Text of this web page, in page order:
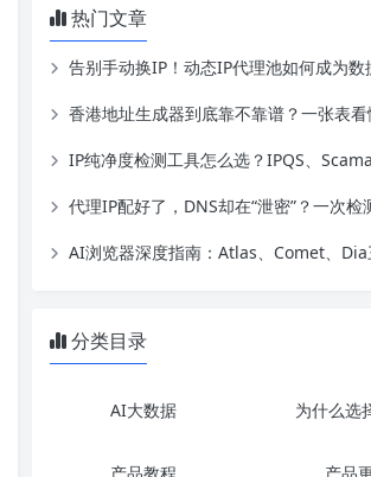
热门文章
告别手动换IP！动态IP代理池如何成为数据采集与账号运营
香港地址生成器到底靠不靠谱？一张表看懂“虚拟地址”的合
IP纯净度检测工具怎么选？IPQS、Scamalytics、
代理IP配好了，DNS却在“泄密”？一次检测、三种成
AI浏览器深度指南：Atlas、Comet、Dia三强争霸，谁才是真正的“
分类目录
AI大数据 为什么选